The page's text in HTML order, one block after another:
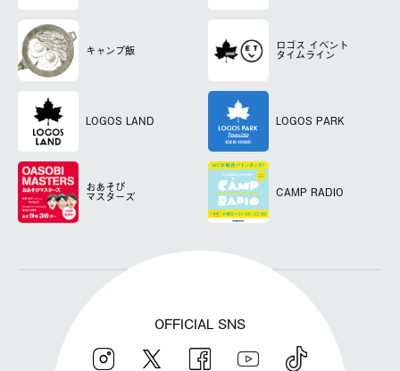
キャンプ飯 ロゴス イベント
タイムライン
LOGOS LAND LOGOS PARK
おあそび
マスターズ CAMP RADIO
OFFICIAL SNS